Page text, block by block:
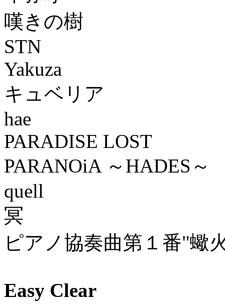
嘆きの樹
STN
Yakuza
キュベリア
hae
PARADISE LOST
PARANOiA ～HADES～
quell
冥
ピアノ協奏曲第１番"蠍
Easy Clear